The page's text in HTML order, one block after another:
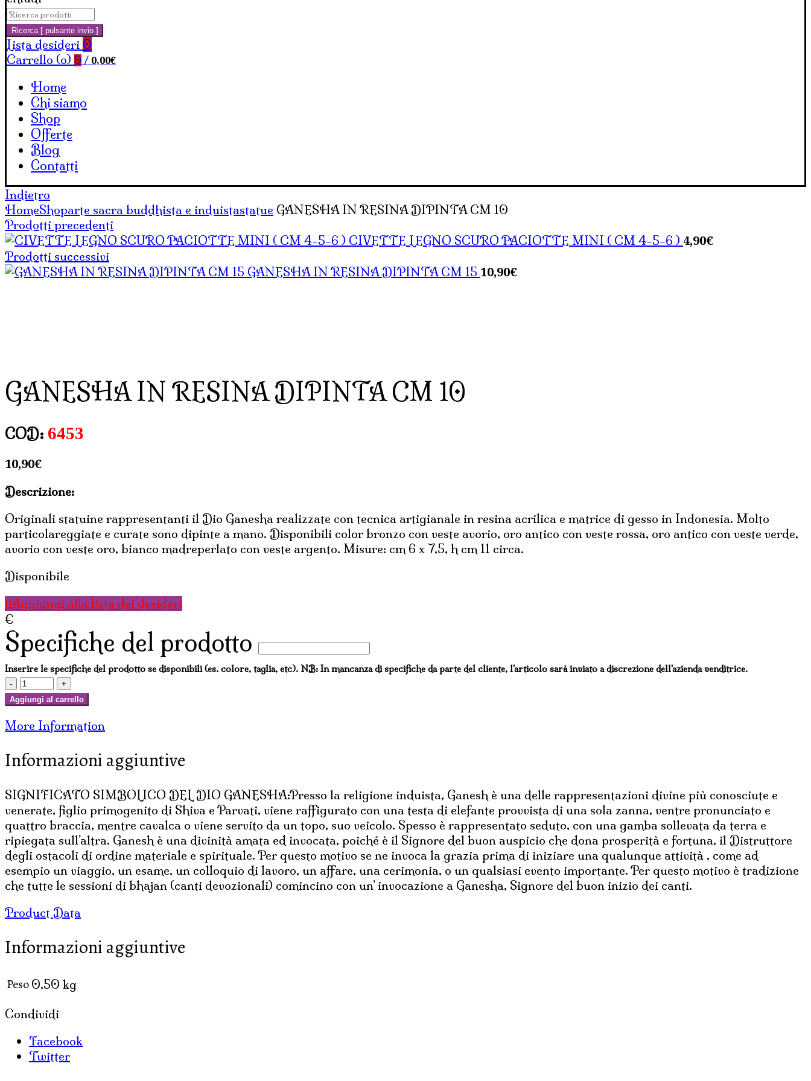
Carrello
Cerca:
Ricerca [ pulsante invio ]
Lista desideri 0
Carrello (o) 0 / 0,00€
Home
Chi siamo
Shop
Offerte
Blog
Contatti
Indietro
HomeShoparte sacra buddhista e induistastatue GANESHA IN RESINA DIPINTA CM 10
Prodotti precedenti
CIVETTE LEGNO SCURO PACIOTTE MINI ( CM 4-5-6 ) 4,90€
Prodotti successivi
GANESHA IN RESINA DIPINTA CM 15 10,90€
GANESHA IN RESINA DIPINTA CM 10
COD: 6453
10,90€
Descrizione:
Originali statuine rappresentanti il Dio Ganesha realizzate con tecnica artigianale in resina acrilica e matrice di gesso in Indonesia. Molto
particolareggiate e curate sono dipinte a mano. Disponibili color bronzo con veste avorio, oro antico con veste rossa, oro antico con veste verde,
avorio con veste oro, bianco madreperlato con veste argento. Misure: cm 6 x 7,5, h cm 11 circa.
Disponibile
Aggiungi alla lista dei desideri
€
Specifiche del prodotto
Inserire le specifiche del prodotto se disponibili (es. colore, taglia, etc). NB: In mancanza di specifiche da parte del cliente, l'articolo sarà inviato a discrezione dell'azienda venditrice.
GANESHA
IN
DIPINTA
10
quantità
Aggiungi al carrello
More Information
Informazioni aggiuntive
SIGNIFICATO SIMBOLICO DEL DIO GANESHA:Presso la religione induista, Ganesh è una delle rappresentazioni divine più conosciute e
venerate, figlio primogenito di Shiva e Parvati, viene raffigurato con una testa di elefante provvista di una sola zanna, ventre pronunciato e
quattro braccia, mentre cavalca o viene servito da un topo, suo veicolo. Spesso è rappresentato seduto, con una gamba sollevata da terra e
ripiegata sull’altra. Ganesh è una divinità amata ed invocata, poiché è il Signore del buon auspicio che dona prosperità e fortuna, il Distruttore
degli ostacoli di ordine materiale e spirituale. Per questo motivo se ne invoca la grazia prima di iniziare una qualunque attività , come ad
esempio un viaggio, un esame, un colloquio di lavoro, un affare, una cerimonia, o un qualsiasi evento importante. Per questo motivo è tradizione
che tutte le sessioni di bhajan (canti devozionali) comincino con un’ invocazione a Ganesha, Signore del buon inizio dei canti.
Product Data
Informazioni aggiuntive
Peso 0,50 kg
Condividi
Facebook
Twitter